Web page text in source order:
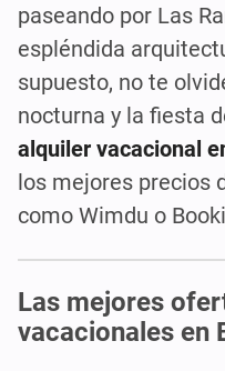
paseando por Las
espléndida
supuesto, no te
nocturna y la fiesta
alquiler vacacional
los mejores precios
como Wimdu o
Las mejores
vacacionales en